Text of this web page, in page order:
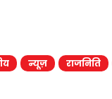
न्यूज़ राजनिति